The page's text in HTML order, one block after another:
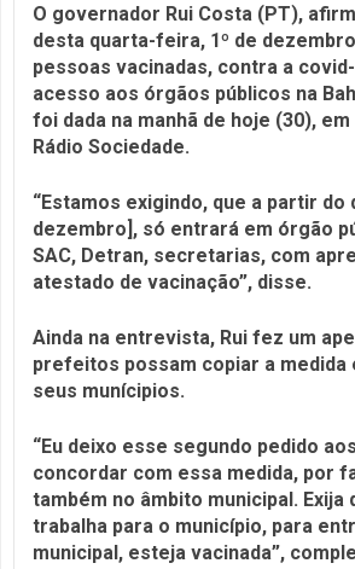
O governador Rui Costa (PT),
desta quarta-feira, 1º de
pessoas vacinadas, contra a
acesso aos órgãos públicos na
foi dada na manhã de hoje (30),
Rádio Sociedade.
“Estamos exigindo, que a partir do
dezembro], só entrará em órgão
SAC, Detran, secretarias, com
atestado de vacinação”, disse.
Ainda na entrevista, Rui fez um
prefeitos possam copiar a medida
seus munícipios.
“Eu deixo esse segundo pedido
concordar com essa medida, por
também no âmbito municipal. Exija
trabalha para o município, para
municipal, esteja vacinada”,